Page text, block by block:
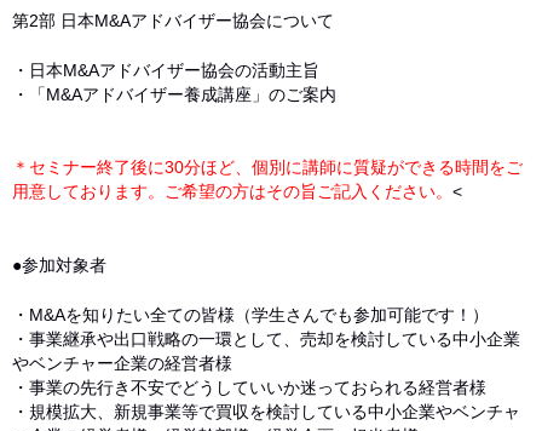
第2部 日本M&Aアドバイザー協会について
・日本M&Aアドバイザー協会の活動主旨
・「M&Aアドバイザー養成講座」のご案内
＊セミナー終了後に30分ほど、個別に講師に質疑ができる時間をご
用意しております。ご希望の方はその旨ご記入ください。 <
●参加対象者
・M&Aを知りたい全ての皆様（学生さんでも参加可能です！）
・事業継承や出口戦略の一環として、売却を検討している中小企業
やベンチャー企業の経営者様
・事業の先行き不安でどうしていいか迷っておられる経営者様
・規模拡大、新規事業等で買収を検討している中小企業やベンチャ